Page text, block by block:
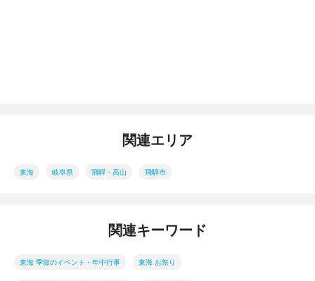
関連エリア
東海 岐阜県 飛騨・高山 飛騨市
関連キーワード
東海 季節のイベント・年中行事 東海 お祭り